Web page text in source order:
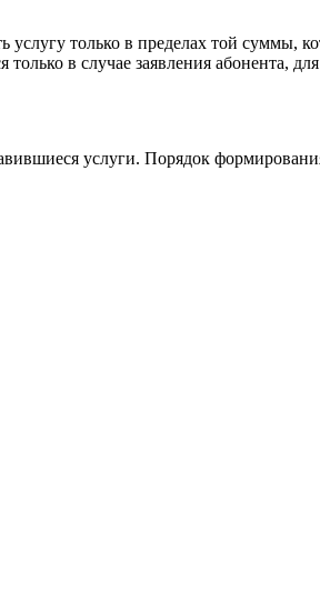
только в пределах той суммы,
в случае заявления абонента,
услуги. Порядок